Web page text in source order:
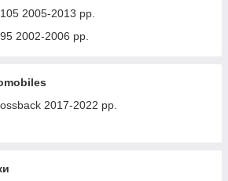
2005-2013 рр.
2002-2006 рр.
2017-2022 рр.